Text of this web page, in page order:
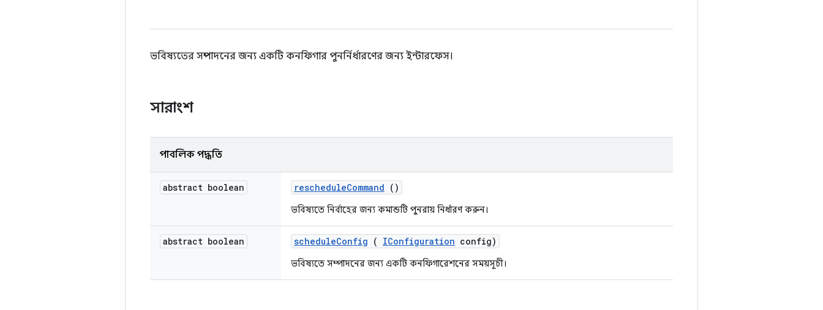
ভবিষ্যতের সম্পাদনের জন্য একটি কনফিগার পুনর্নির্ধারণের জন্য ইন্টারফেস।
সারাংশ
পাবলিক পদ্ধতি
abstract boolean rescheduleCommand ()
ভবিষ্যতে নির্বাহের জন্য কমান্ডটি পুনরায় নির্ধারণ করুন।
abstract boolean scheduleConfig ( IConfiguration config)
ভবিষ্যতে সম্পাদনের জন্য একটি কনফিগারেশনের সময়সূচী।